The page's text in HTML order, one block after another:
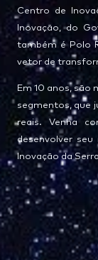
Centro de
Inovação, do
também é Polo
vetor de
Em 10 anos, são
segmentos, que
reais. Venha
desenvolver
Inovação da